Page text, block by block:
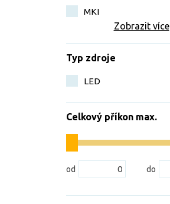
MKI
Zobrazit více
Typ zdroje
LED
Celkový příkon max.